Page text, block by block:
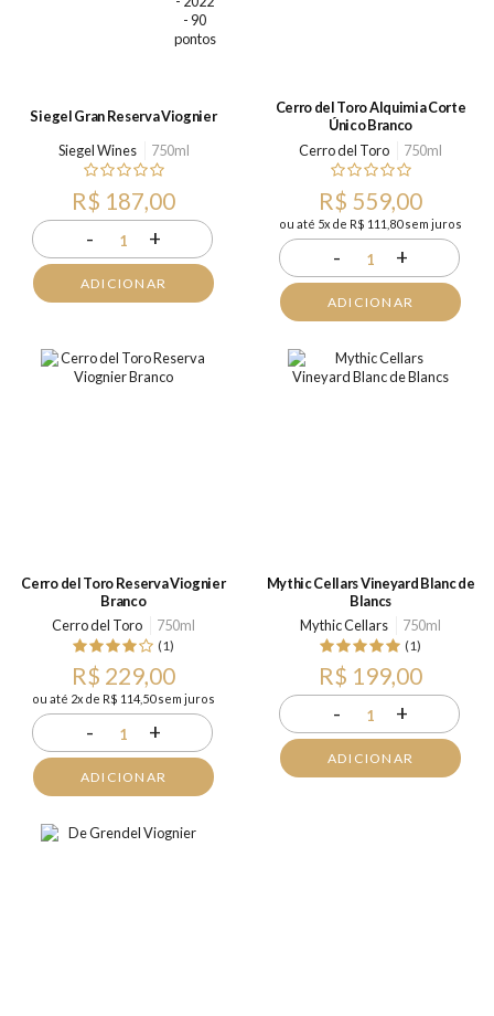
Siegel Gran Reserva Viognier
Siegel Wines
750ml
R$ 187,00
- 1 +
ADICIONAR
Cerro del Toro Alquimia Corte
Único Branco
Cerro del Toro
750ml
R$ 559,00
ou até 5x de R$ 111,80 sem juros
- 1 +
ADICIONAR
Cerro del Toro Reserva Viognier
Branco
Cerro del Toro
750ml
(1)
R$ 229,00
ou até 2x de R$ 114,50 sem juros
- 1 +
ADICIONAR
Mythic Cellars Vineyard Blanc de
Blancs
Mythic Cellars
750ml
(1)
R$ 199,00
- 1 +
ADICIONAR